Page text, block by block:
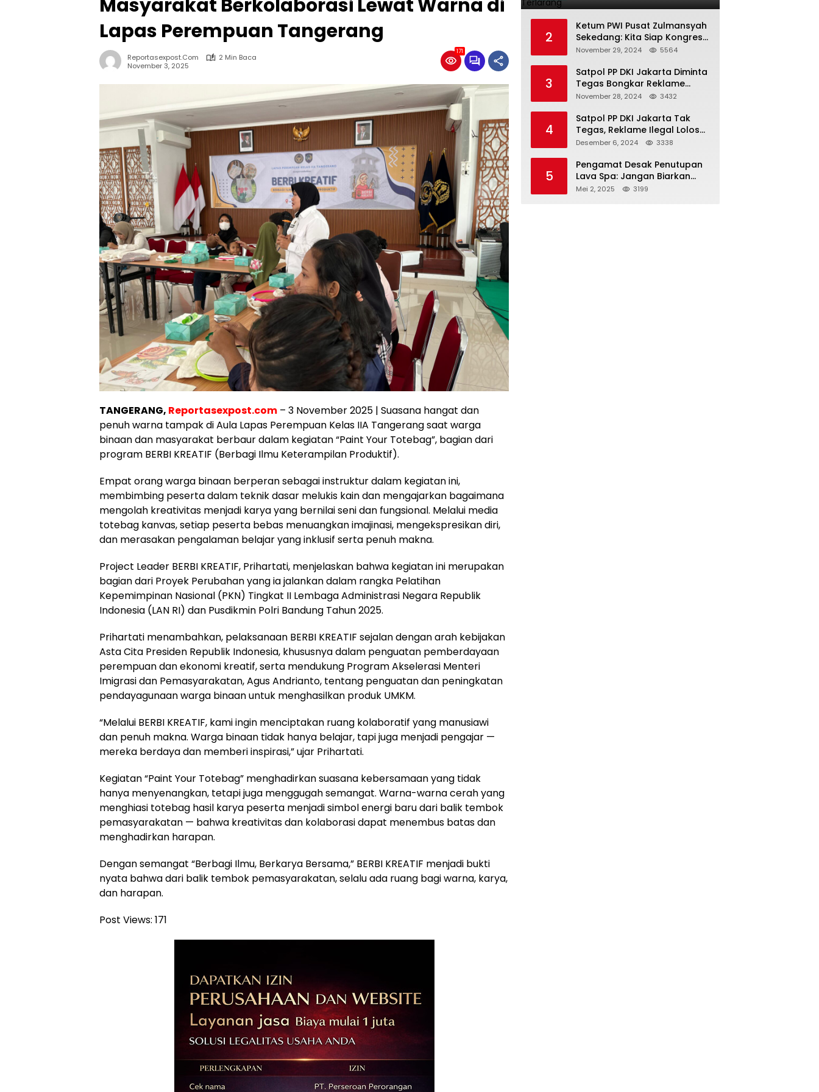
Masyarakat Berkolaborasi Lewat Warna di
Lapas Perempuan Tangerang
Reportasexpost.com
2 Min Baca
November 3, 2025
171
TANGERANG, Reportasexpost.com – 3 November 2025 | Suasana hangat dan
penuh warna tampak di Aula Lapas Perempuan Kelas IIA Tangerang saat warga
binaan dan masyarakat berbaur dalam kegiatan “Paint Your Totebag”, bagian dari
program BERBI KREATIF (Berbagi Ilmu Keterampilan Produktif).
Empat orang warga binaan berperan sebagai instruktur dalam kegiatan ini,
membimbing peserta dalam teknik dasar melukis kain dan mengajarkan bagaimana
mengolah kreativitas menjadi karya yang bernilai seni dan fungsional. Melalui media
totebag kanvas, setiap peserta bebas menuangkan imajinasi, mengekspresikan diri,
dan merasakan pengalaman belajar yang inklusif serta penuh makna.
Project Leader BERBI KREATIF, Prihartati, menjelaskan bahwa kegiatan ini merupakan
bagian dari Proyek Perubahan yang ia jalankan dalam rangka Pelatihan
Kepemimpinan Nasional (PKN) Tingkat II Lembaga Administrasi Negara Republik
Indonesia (LAN RI) dan Pusdikmin Polri Bandung Tahun 2025.
Prihartati menambahkan, pelaksanaan BERBI KREATIF sejalan dengan arah kebijakan
Asta Cita Presiden Republik Indonesia, khususnya dalam penguatan pemberdayaan
perempuan dan ekonomi kreatif, serta mendukung Program Akselerasi Menteri
Imigrasi dan Pemasyarakatan, Agus Andrianto, tentang penguatan dan peningkatan
pendayagunaan warga binaan untuk menghasilkan produk UMKM.
“Melalui BERBI KREATIF, kami ingin menciptakan ruang kolaboratif yang manusiawi
dan penuh makna. Warga binaan tidak hanya belajar, tapi juga menjadi pengajar —
mereka berdaya dan memberi inspirasi,” ujar Prihartati.
Kegiatan “Paint Your Totebag” menghadirkan suasana kebersamaan yang tidak
hanya menyenangkan, tetapi juga menggugah semangat. Warna-warna cerah yang
menghiasi totebag hasil karya peserta menjadi simbol energi baru dari balik tembok
pemasyarakatan — bahwa kreativitas dan kolaborasi dapat menembus batas dan
menghadirkan harapan.
Dengan semangat “Berbagi Ilmu, Berkarya Bersama,” BERBI KREATIF menjadi bukti
nyata bahwa dari balik tembok pemasyarakatan, selalu ada ruang bagi warna, karya,
dan harapan.
Post Views: 171
Terlarang
2
Ketum PWI Pusat Zulmansyah
Sekedang: Kita Siap Kongres
PWI Sebelum 15 Desember
November 29, 2024 5564
3
Satpol PP DKI Jakarta Diminta
Tegas Bongkar Reklame
Ilegal
November 28, 2024 3432
4
Satpol PP DKI Jakarta Tak
Tegas, Reklame Ilegal Lolos
Penindakan
Desember 6, 2024 3338
5
Pengamat Desak Penutupan
Lava Spa: Jangan Biarkan
Hukum Tumpul Hadapi ‘Spa
Mei 2, 2025 3199